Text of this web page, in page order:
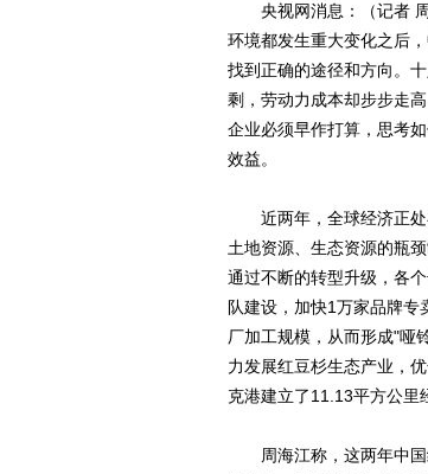
央视网消息：（记者 周
环境都发生重大变化之后
找到正确的途径和方向。
剩，劳动力成本却步步走
企业必须早作打算，思考
效益。
近两年，全球经济正处
土地资源、生态资源的瓶
通过不断的转型升级，各
队建设，加快1万家品牌专
厂加工规模，从而形成"哑
力发展红豆杉生态产业，
克港建立了11.13平方公里
周海江称，这两年中国